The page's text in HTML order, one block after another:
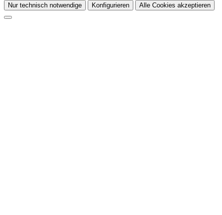
Nur technisch notwendige Konfigurieren Alle Cookies akzeptieren